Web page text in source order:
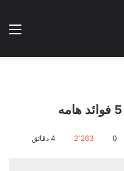
الوضع
0 2٬263